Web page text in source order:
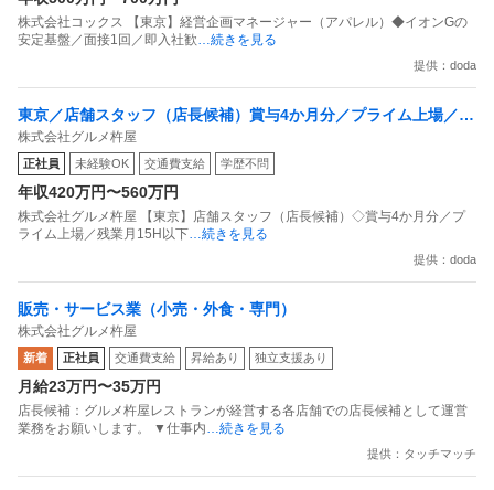
株式会社コックス 【東京】経営企画マネージャー（アパレル）◆イオンGの
安定基盤／面接1回／即入社歓 …続きを見る
提供：doda
東京／店舗スタッフ（店長候補）賞与4か月分／プライム上場／残
業月15H以下／新店オープン多数
株式会社グルメ杵屋
正社員 未経験OK 交通費支給 学歴不問
年収420万円〜560万円
株式会社グルメ杵屋 【東京】店舗スタッフ（店長候補）◇賞与4か月分／プ
ライム上場／残業月15H以下 …続きを見る
提供：doda
販売・サービス業（小売・外食・専門）
株式会社グルメ杵屋
新着 正社員 交通費支給 昇給あり 独立支援あり
月給23万円〜35万円
店長候補：グルメ杵屋レストランが経営する各店舗での店長候補として運営
業務をお願いします。 ▼仕事内 …続きを見る
提供：タッチマッチ